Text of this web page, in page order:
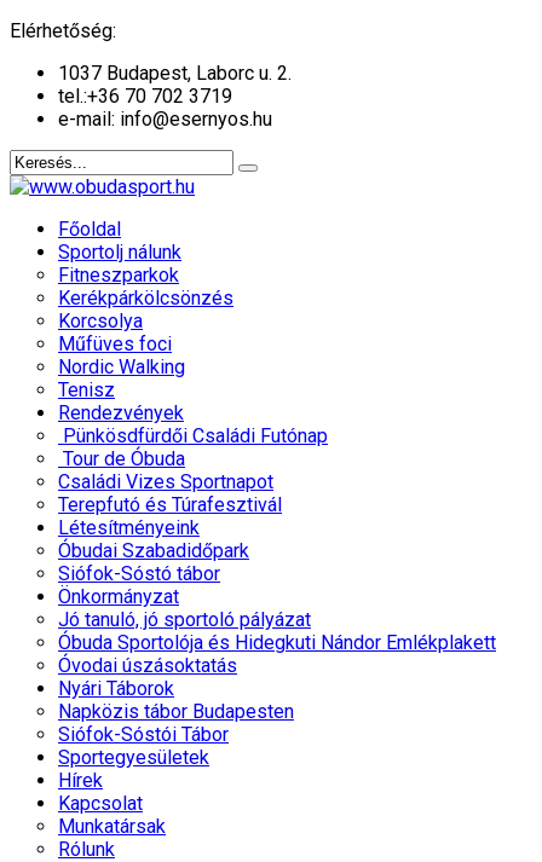
Elérhetőség:
1037 Budapest, Laborc u. 2.
tel.:+36 70 702 3719
e-mail: info@esernyos.hu
Főoldal
Sportolj nálunk
Fitneszparkok
Kerékpárkölcsönzés
Korcsolya
Műfüves foci
Nordic Walking
Tenisz
Rendezvények
Pünkösdfürdői Családi Futónap
Tour de Óbuda
Családi Vizes Sportnapot
Terepfutó és Túrafesztivál
Létesítményeink
Óbudai Szabadidőpark
Siófok-Sóstó tábor
Önkormányzat
Jó tanuló, jó sportoló pályázat
Óbuda Sportolója és Hidegkuti Nándor Emlékplakett
Óvodai úszásoktatás
Nyári Táborok
Napközis tábor Budapesten
Siófok-Sóstói Tábor
Sportegyesületek
Hírek
Kapcsolat
Munkatársak
Rólunk
év
hónap
év
hónap